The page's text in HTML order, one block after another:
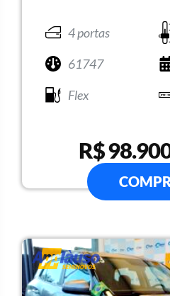
4 portas
61747
Flex
R$